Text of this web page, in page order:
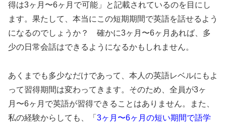
得は3ヶ月〜6ヶ月で可能」と記載されているのを目にし
ます。果たして、本当にこの短期期間で英語を話せるよう
になるのでしょうか？ 確かに3ヶ月〜6ヶ月あれば、多
少の日常会話はできるようになるかもしれません。
あくまでも多少なだけであって、本人の英語レベルにもよ
って習得期間は変わってきます。そのため、全員が3ヶ
月〜6ヶ月で英語が習得できることはありません。また、
私の経験からしても、「 3ヶ月〜6ヶ月の短い期間で語学